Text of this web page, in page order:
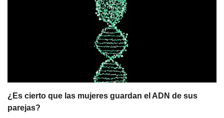
¿Es cierto que las mujeres guardan el ADN de sus
parejas?